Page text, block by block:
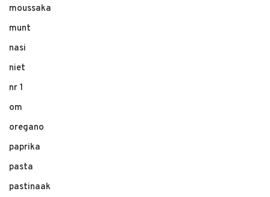
moussaka
munt
nasi
niet
nr 1
om
oregano
paprika
pasta
pastinaak